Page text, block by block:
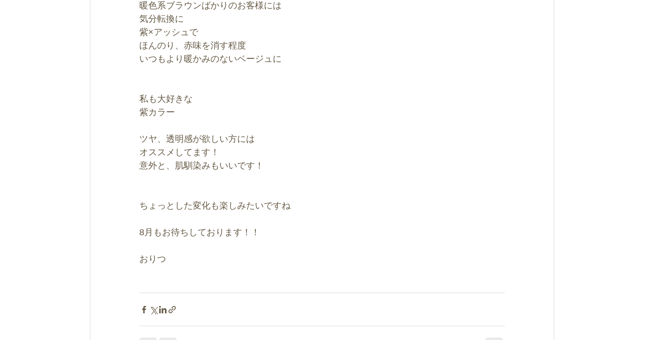
暖色系ブラウンばかりのお客様には
気分転換に
紫×アッシュで
ほんのり、赤味を消す程度
いつもより暖かみのないベージュに
私も大好きな
紫カラー
ツヤ、透明感が欲しい方には
オススメしてます！
意外と、肌馴染みもいいです！
ちょっとした変化も楽しみたいですね
8月もお待ちしております！！
おりつ